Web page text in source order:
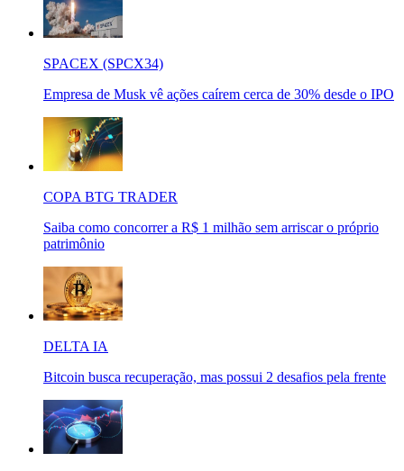
SPACEX (SPCX34)
Empresa de Musk vê ações caírem cerca de 30% desde o IPO
COPA BTG TRADER
Saiba como concorrer a R$ 1 milhão sem arriscar o próprio
patrimônio
DELTA IA
Bitcoin busca recuperação, mas possui 2 desafios pela frente